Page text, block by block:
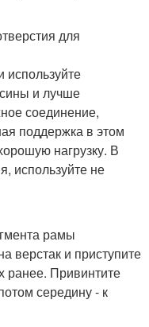
для
используйте
и лучше
соединение,
поддержка в этом
нагрузку. В
используйте не
рамы
верстак и приступите
ранее. Привинтите
середину - к